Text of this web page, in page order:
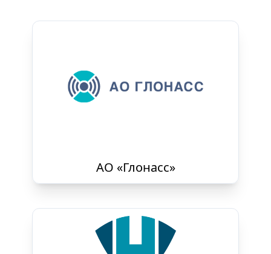
АО «Глонасс»